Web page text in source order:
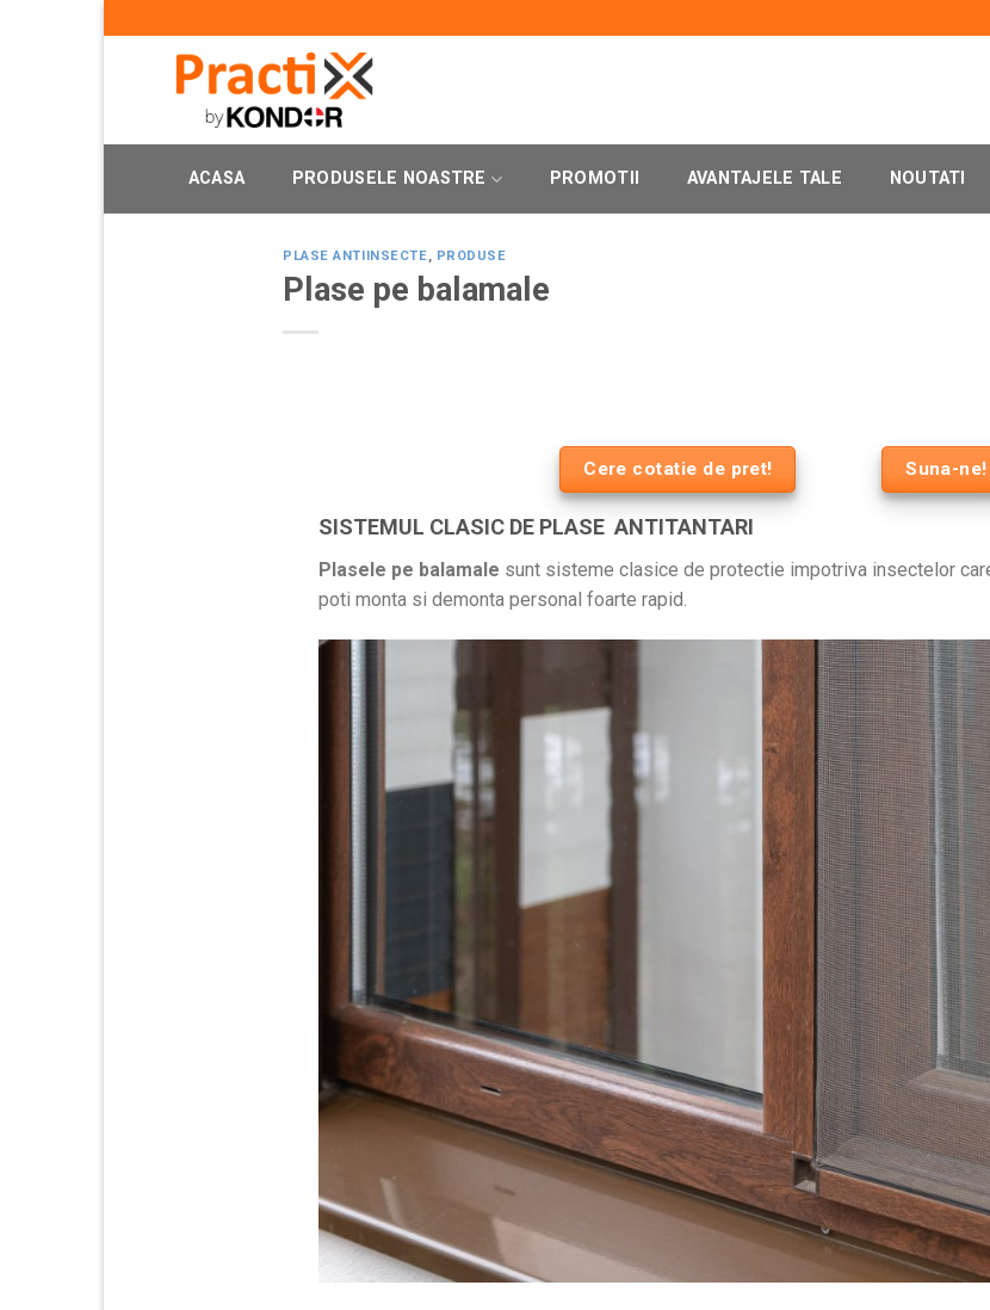
ACASA PRODUSELE NOASTRE PROMOTII AVANTAJELE TALE NOUTATI
PLASE ANTIINSECTE, PRODUSE
Plase pe balamale
Cere cotatie de pret! Suna-ne!
SISTEMUL CLASIC DE PLASE ANTITANTARI
Plasele pe balamale sunt sisteme clasice de protectie impotriva insectelor
poti monta si demonta personal foarte rapid.